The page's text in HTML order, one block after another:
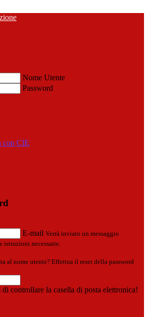
Nome Utente
Password
con CIE
E-mail Verrà inviato un messaggio
necessarie.
al nome utente? Effettua il reset della password
controllare la casella di posta elettronica!